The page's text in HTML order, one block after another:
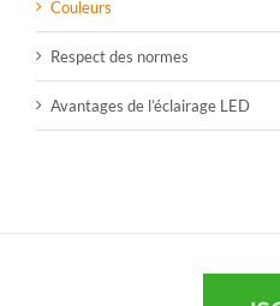
Couleurs
Respect des normes
Avantages de l’éclairage LED